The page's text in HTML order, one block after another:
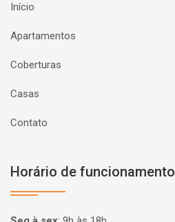
Início
Apartamentos
Coberturas
Casas
Contato
Horário de funcionamento